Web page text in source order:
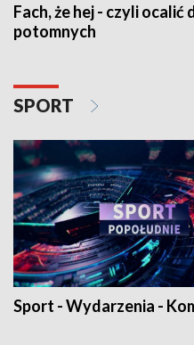
Fach, że hej - czyli ocalić
potomnych
SPORT
Sport - Wydarzenia -